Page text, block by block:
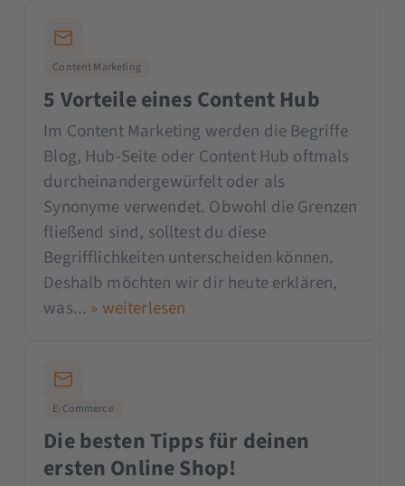
Content Marketing
5 Vorteile eines Content Hub
Im Content Marketing werden die Begriffe
Blog, Hub-Seite oder Content Hub oftmals
durcheinandergewürfelt oder als
Synonyme verwendet. Obwohl die Grenzen
fließend sind, solltest du diese
Begrifflichkeiten unterscheiden können.
Deshalb möchten wir dir heute erklären,
was... » weiterlesen
E-Commerce
Die besten Tipps für deinen
ersten Online Shop!